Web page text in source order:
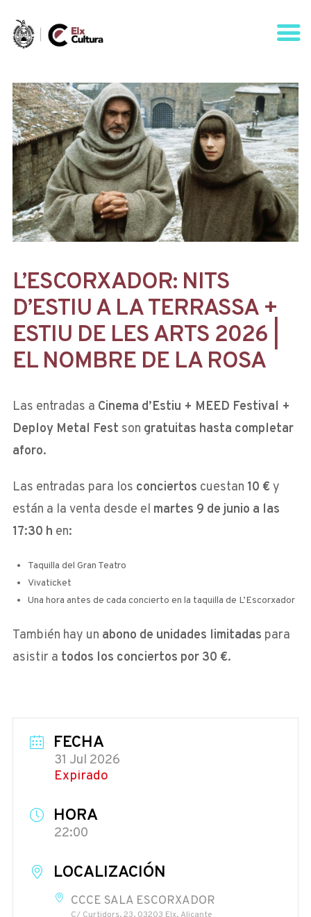
AGENDA
ÁREAS
VISÍTANOS
ELCHE
CONTACTO
L’ESCORXADOR: NITS
D’ESTIU A LA TERRASSA +
ESTIU DE LES ARTS 2026 |
EL NOMBRE DE LA ROSA
Las entradas a Cinema d’Estiu + MEED Festival +
Deploy Metal Fest son gratuitas hasta completar
aforo.
Las entradas para los conciertos cuestan 10 €y
están a la venta desde el martes 9 de junio a las
17:30 h en:
Taquilla del Gran Teatro
Vivaticket
Una hora antes de cada concierto en la taquilla de L’Escorxador
También hay un abono de unidades limitadas para
asistir a todos los conciertos por 30 €.
FECHA
31 Jul 2026
Expirado
HORA
22:00
LOCALIZACIÓN
CCCE SALA ESCORXADOR